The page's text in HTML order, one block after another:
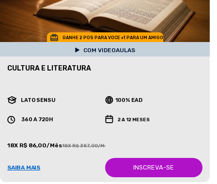
GANHE 2 POS PARA VOCE +1 PARA UM AMIGO
COM VIDEOAULAS
CULTURA E LITERATURA
LATO SENSU 100% EAD
360 A 720H 2 A 12 MESES
18X R$ 86,00/Mês18X R$ 387,00/Mês
SAIBA MAIS INSCREVA-SE